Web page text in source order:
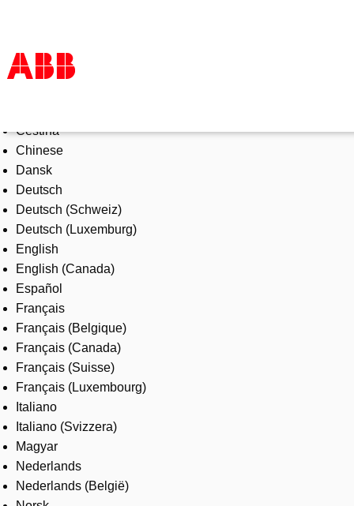
Products & Solutions
Industries
Services
About us
Where to buy
Contact us
Careers
Čeština
Chinese
Dansk
Deutsch
Deutsch (Schweiz)
Deutsch (Luxemburg)
English
English (Canada)
Español
Français
Français (Belgique)
Français (Canada)
Français (Suisse)
Français (Luxembourg)
Italiano
Italiano (Svizzera)
Magyar
Nederlands
Nederlands (België)